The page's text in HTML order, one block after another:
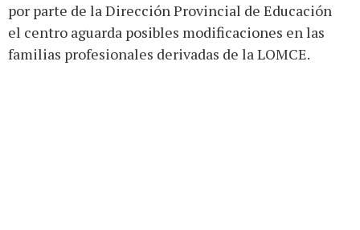
por parte de la Dirección Provincial de Educación
el centro aguarda posibles modificaciones en las
familias profesionales derivadas de la LOMCE.